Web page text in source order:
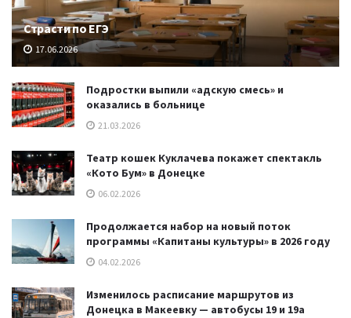
Страсти по ЕГЭ
17.06.2026
Подростки выпили «адскую смесь» и
оказались в больнице
21.03.2026
Театр кошек Куклачева покажет спектакль
«Кото Бум» в Донецке
06.02.2026
Продолжается набор на новый поток
программы «Капитаны культуры» в 2026 году
04.02.2026
Изменилось расписание маршрутов из
Донецка в Макеевку — автобусы 19 и 19а